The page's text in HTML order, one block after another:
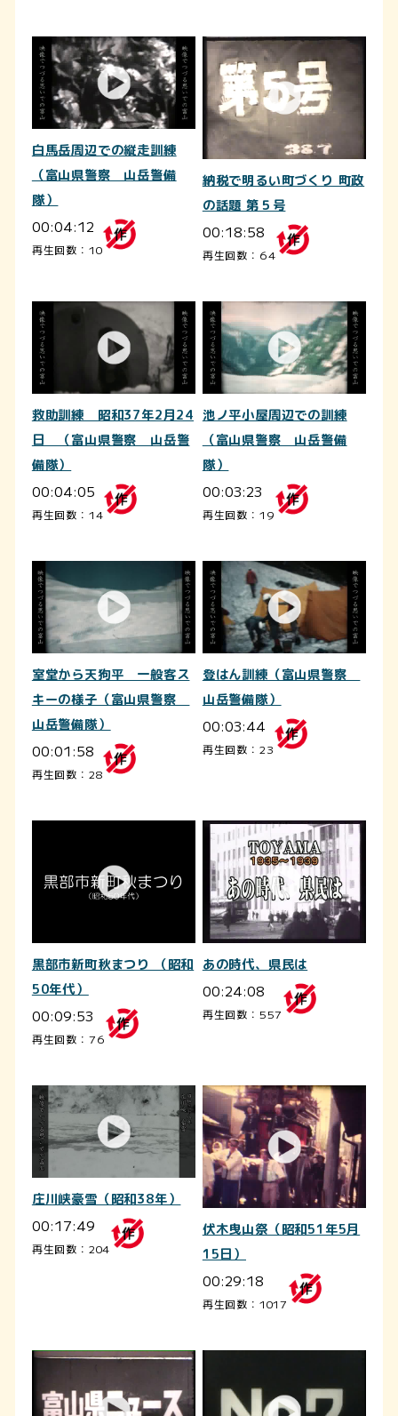
白馬岳周辺での縦走訓練
（富山県警察 山岳警備
隊）
00:04:12
再生回数：10
納税で明るい町づくり 町政
の話題 第５号
00:18:58
再生回数：64
救助訓練 昭和37年2月24
日 （富山県警察 山岳警
備隊）
00:04:05
再生回数：14
池ノ平小屋周辺での訓練
（富山県警察 山岳警備
隊）
00:03:23
再生回数：19
室堂から天狗平 一般客ス
キーの様子（富山県警察
山岳警備隊）
00:01:58
再生回数：28
登はん訓練（富山県警察
山岳警備隊）
00:03:44
再生回数：23
黒部市新町秋まつり （昭和
50年代）
00:09:53
再生回数：76
あの時代、県民は
00:24:08
再生回数：557
庄川峡豪雪（昭和38年）
00:17:49
再生回数：204
伏木曳山祭（昭和51年5月
15日）
00:29:18
再生回数：1017